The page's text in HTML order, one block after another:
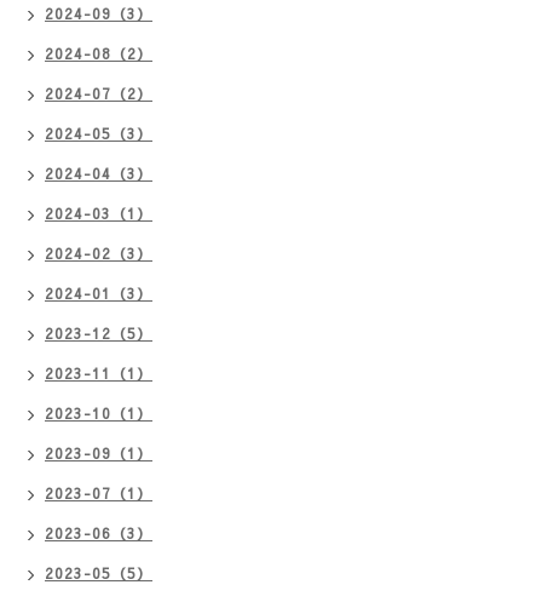
2024-09（3）
2024-08（2）
2024-07（2）
2024-05（3）
2024-04（3）
2024-03（1）
2024-02（3）
2024-01（3）
2023-12（5）
2023-11（1）
2023-10（1）
2023-09（1）
2023-07（1）
2023-06（3）
2023-05（5）